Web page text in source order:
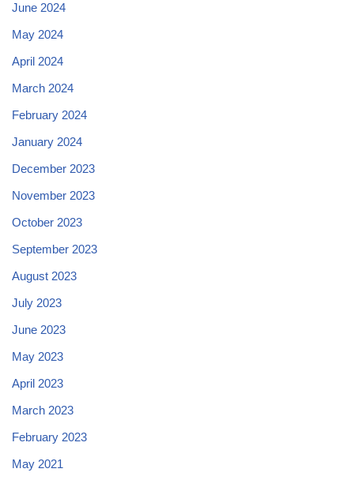
June 2024
May 2024
April 2024
March 2024
February 2024
January 2024
December 2023
November 2023
October 2023
September 2023
August 2023
July 2023
June 2023
May 2023
April 2023
March 2023
February 2023
May 2021